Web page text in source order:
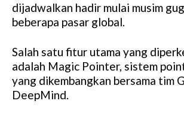
dijadwalkan hadir mulai musim
beberapa pasar global.
Salah satu fitur utama yang
adalah Magic Pointer, sistem
yang dikembangkan bersama tim
DeepMind.